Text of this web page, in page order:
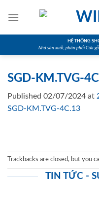
HỆ THỐNG
Nhà sản xuất, phân phối Cửa
SGD-KM.TVG-
Published 02/07/2024 at
SGD-KM.TVG-4C.13
Trackbacks are closed, but you
TIN TỨC -